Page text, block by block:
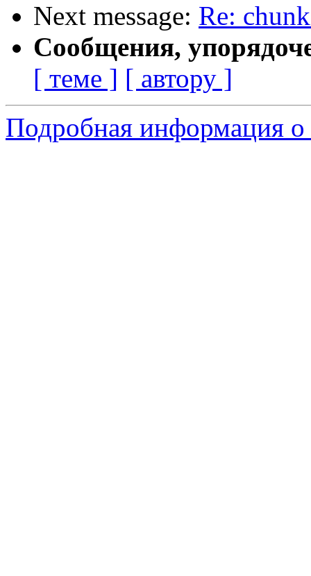
Next message: Re:
Сообщения,
[ теме ] [ автору ]
Подробная информация